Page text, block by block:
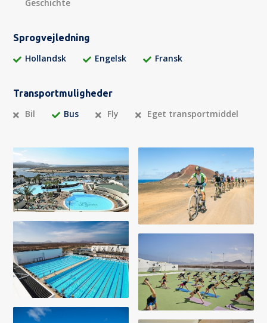
Geschichte
Sprogvejledning
Hollandsk Engelsk Fransk
Transportmuligheder
Bil Bus Fly Eget transportmiddel